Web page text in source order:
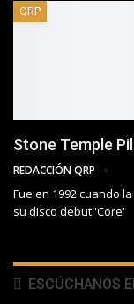
QRP
Stone Temple
REDACCIÓN QRP
Fue en 1992 cuando
su disco debut 'Core'
ESCÚCHANOS